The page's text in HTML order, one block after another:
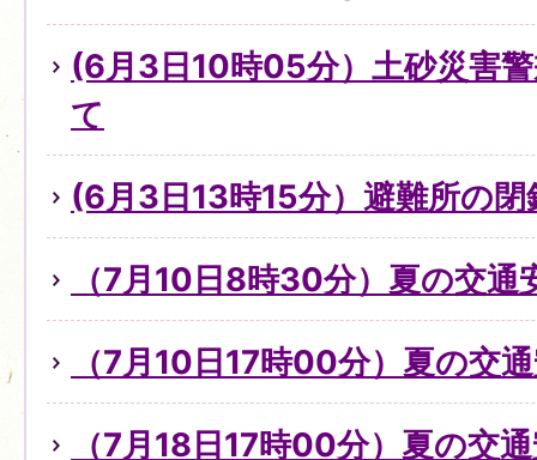
(6月3日10時05分）土砂災害
て
(6月3日13時15分）避難所の
（7月10日8時30分）夏の交通
（7月10日17時00分）夏の交
（7月18日17時00分）夏の交